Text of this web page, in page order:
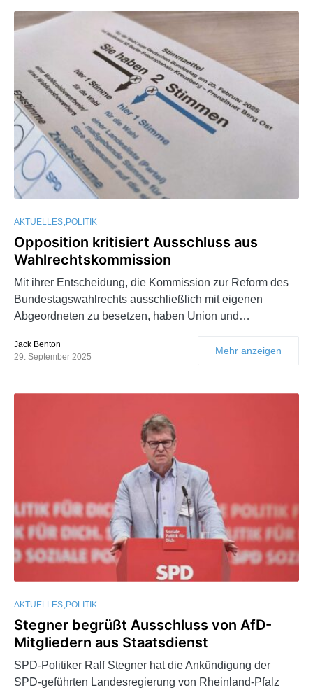
AKTUELLES POLITIK
Opposition kritisiert Ausschluss aus
Wahlrechtskommission
Mit ihrer Entscheidung, die Kommission zur Reform des
Bundestagswahlrechts ausschließlich mit eigenen
Abgeordneten zu besetzen, haben Union und…
Jack Benton
29. September 2025
Mehr anzeigen
AKTUELLES POLITIK
Stegner begrüßt Ausschluss von AfD-
Mitgliedern aus Staatsdienst
SPD-Politiker Ralf Stegner hat die Ankündigung der
SPD-geführten Landesregierung von Rheinland-Pfalz